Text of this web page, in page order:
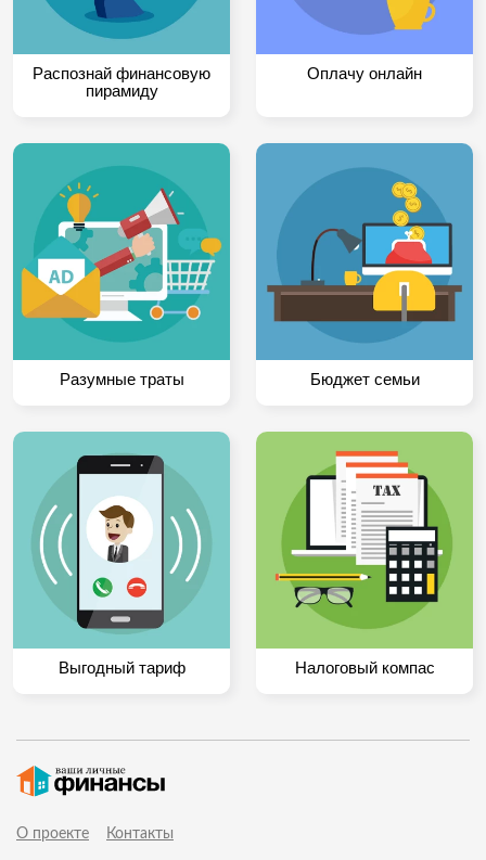
Распознай финансовую
пирамиду
Оплачу онлайн
Разумные траты Бюджет семьи
Выгодный тариф Налоговый компас
О проекте Контакты